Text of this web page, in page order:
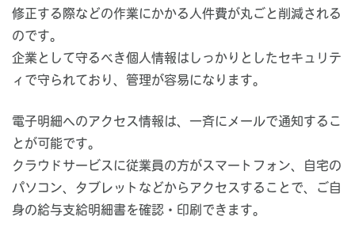
修正する際などの作業にかかる人件費が丸ごと削減される
のです。
企業として守るべき個人情報はしっかりとしたセキュリテ
ィで守られており、管理が容易になります。
電子明細へのアクセス情報は、一斉にメールで通知するこ
とが可能です。
クラウドサービスに従業員の方がスマートフォン、自宅の
パソコン、タブレットなどからアクセスすることで、ご自
身の給与支給明細書を確認・印刷できます。